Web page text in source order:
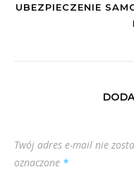
UBEZPIECZENIE
Twój adres e-mail nie
oznaczone *